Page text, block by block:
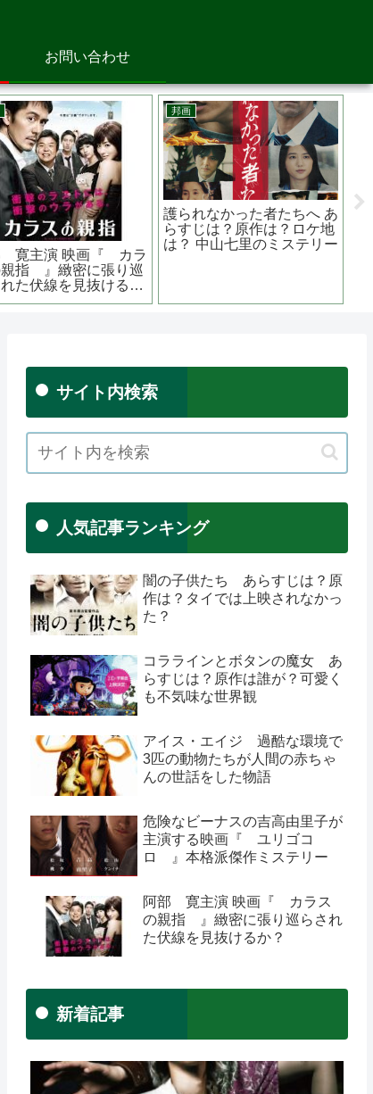
お問い合わせ
られた
じは？実
ー
韓国映画
藁にもすがる獣たち あらす
じは？原作は？ 日本の犯罪
小説が元ネタ？？
邦画
日本独立 あら
ストは？？浅
白洲次郎を演
サイト内検索
人気記事ランキング
闇の子供たち あらすじは？原
作は？タイでは上映されなかっ
た？
コララインとボタンの魔女 あ
らすじは？原作は誰が？可愛く
も不気味な世界観
アイス・エイジ 過酷な環境で
3匹の動物たちが人間の赤ちゃ
んの世話をした物語
危険なビーナスの吉高由里子が
主演する映画『 ユリゴコ
ロ 』本格派傑作ミステリー
阿部 寛主演 映画『 カラス
の親指 』緻密に張り巡らされ
た伏線を見抜けるか？
新着記事